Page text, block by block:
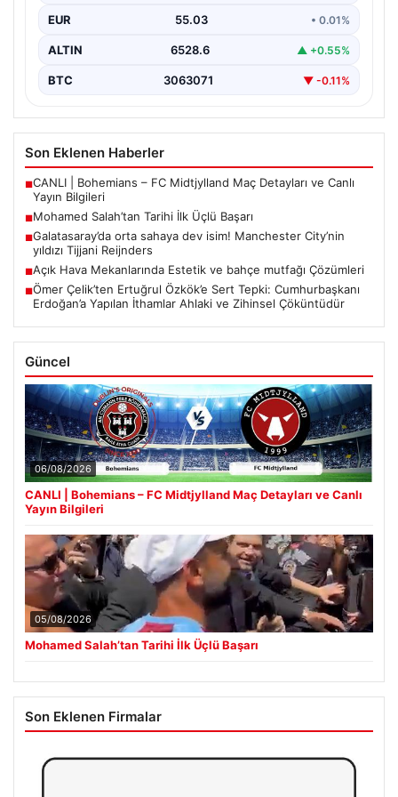
EUR 55.03 • 0.01%
ALTIN 6528.6 ▲ +0.55%
BTC 3063071 ▼ -0.11%
Son Eklenen Haberler
■CANLI | Bohemians – FC Midtjylland Maç Detayları ve Canlı
Yayın Bilgileri
■Mohamed Salah’tan Tarihi İlk Üçlü Başarı
■Galatasaray’da orta sahaya dev isim! Manchester City’nin
yıldızı Tijjani Reijnders
■Açık Hava Mekanlarında Estetik ve bahçe mutfağı Çözümleri
■Ömer Çelik’ten Ertuğrul Özkök’e Sert Tepki: Cumhurbaşkanı
Erdoğan’a Yapılan İthamlar Ahlaki ve Zihinsel Çöküntüdür
Güncel
06/08/2026
CANLI | Bohemians – FC Midtjylland Maç Detayları ve Canlı
Yayın Bilgileri
05/08/2026
Mohamed Salah’tan Tarihi İlk Üçlü Başarı
Son Eklenen Firmalar